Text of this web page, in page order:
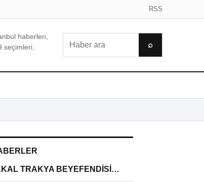
RSS
haberleri,
seçimleri,
⌕
TRAKYA BEYEFENDİSİ…